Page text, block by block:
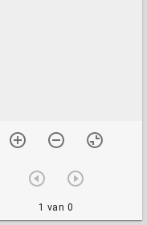
1 van 0